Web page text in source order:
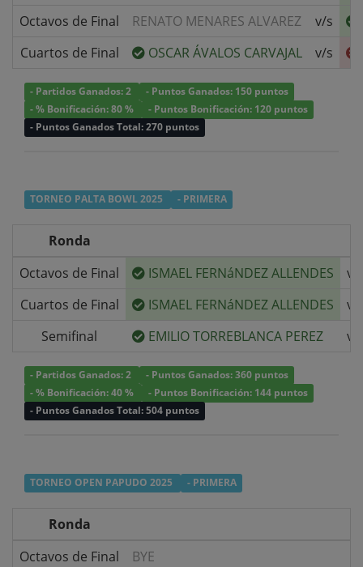
Octavos de Final
RENATO MENARES ALVAREZ v/s
Cuartos de Final
OSCAR ÁVALOS CARVAJAL v/s
- Partidos Ganados: 2
- Puntos Ganados: 150 puntos
- % Bonificación: 80 %
- Puntos Bonificación: 120 puntos
- Puntos Ganados Total: 270 puntos
TORNEO PALTA BOWL 2025 - PRIMERA
Ronda
Octavos de Final
ISMAEL FERNáNDEZ ALLENDES
v/
Cuartos de Final
ISMAEL FERNáNDEZ ALLENDES
v/
Semifinal
EMILIO TORREBLANCA PEREZ v/
- Partidos Ganados: 2
- Puntos Ganados: 360 puntos
- % Bonificación: 40 %
- Puntos Bonificación: 144 puntos
- Puntos Ganados Total: 504 puntos
TORNEO OPEN PAPUDO 2025 - PRIMERA
Ronda
Octavos de Final
BYE